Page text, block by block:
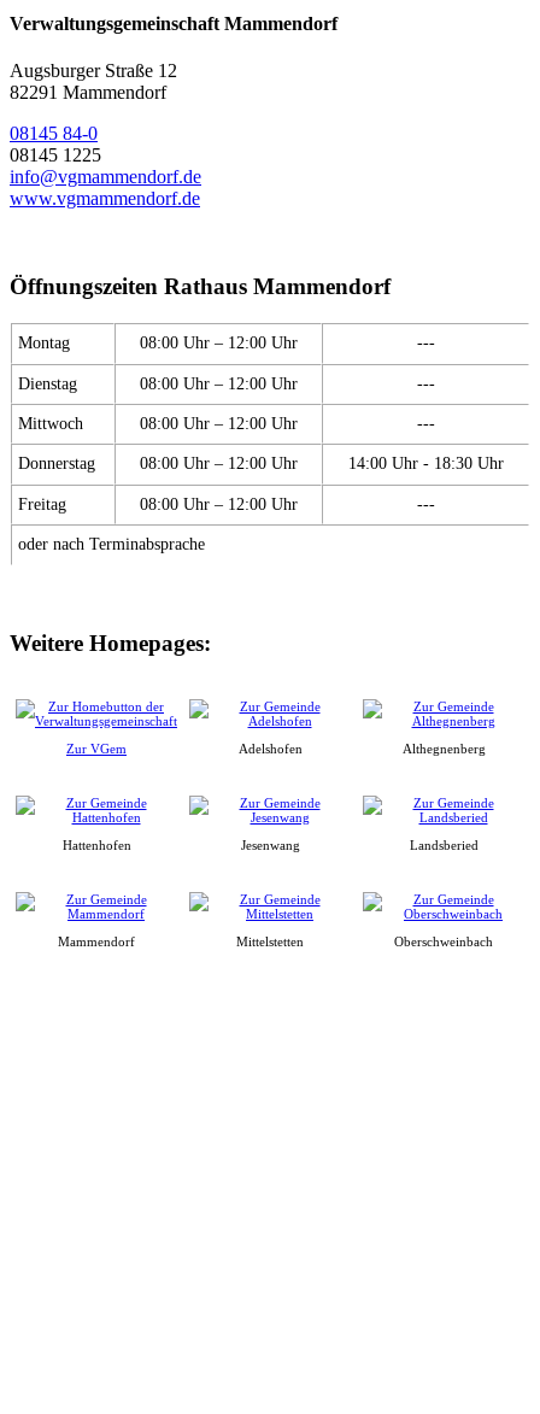
Verwaltungsgemeinschaft Mammendorf
Augsburger Straße 12
82291 Mammendorf
08145 84-0
08145 1225
info@vgmammendorf.de
www.vgmammendorf.de
Öffnungszeiten Rathaus Mammendorf
Montag 08:00 Uhr – 12:00 Uhr ---
Dienstag 08:00 Uhr – 12:00 Uhr ---
Mittwoch 08:00 Uhr – 12:00 Uhr ---
Donnerstag 08:00 Uhr – 12:00 Uhr 14:00 Uhr - 18:30 Uhr
Freitag 08:00 Uhr – 12:00 Uhr ---
oder nach Terminabsprache
Weitere Homepages:
Zur VGem Adelshofen Althegnenberg
Hattenhofen Jesenwang Landsberied
Mammendorf Mittelstetten Oberschweinbach